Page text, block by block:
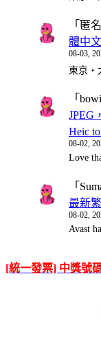
「 匿
體中
08-03,
東京・
「
JPEG
Heic to
08-02,
Love
「
最新
08-02,
Avast
[統一發票] 中獎號